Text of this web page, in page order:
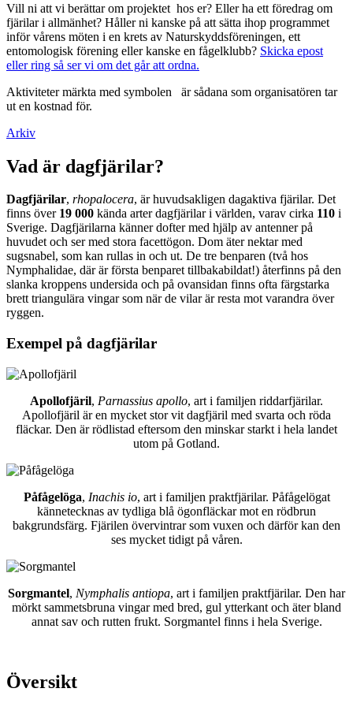
Vill ni att vi berättar om projektet hos er? Eller ha ett föredrag om
fjärilar i allmänhet? Håller ni kanske på att sätta ihop programmet
inför vårens möten i en krets av Naturskyddsföreningen, ett
entomologisk förening eller kanske en fågelklubb? Skicka epost
eller ring så ser vi om det går att ordna.
Aktiviteter märkta med symbolen
är sådana som organisatören tar
ut en kostnad för.
Arkiv
Vad är dagfjärilar?
Dagfjärilar, rhopalocera, är huvudsakligen dagaktiva fjärilar. Det
finns över 19 000 kända arter dagfjärilar i världen, varav cirka 110 i
Sverige. Dagfjärilarna känner dofter med hjälp av antenner på
huvudet och ser med stora facettögon. Dom äter nektar med
sugsnabel, som kan rullas in och ut. De tre benparen (två hos
Nymphalidae, där är första benparet tillbakabildat!) återfinns på den
slanka kroppens undersida och på ovansidan finns ofta färgstarka
brett triangulära vingar som när de vilar är resta mot varandra över
ryggen.
Exempel på dagfjärilar
Apollofjäril, Parnassius apollo, art i familjen riddarfjärilar.
Apollofjäril är en mycket stor vit dagfjäril med svarta och röda
fläckar. Den är rödlistad eftersom den minskar starkt i hela landet
utom på Gotland.
Påfågelöga, Inachis io, art i familjen praktfjärilar. Påfågelögat
kännetecknas av tydliga blå ögonfläckar mot en rödbrun
bakgrundsfärg. Fjärilen övervintrar som vuxen och därför kan den
ses mycket tidigt på våren.
Sorgmantel, Nymphalis antiopa, art i familjen praktfjärilar. Den har
mörkt sammetsbruna vingar med bred, gul ytterkant och äter bland
annat sav och rutten frukt. Sorgmantel finns i hela Sverige.
Översikt